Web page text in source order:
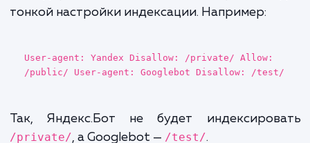
User-agent: определяет, к каким роботам
например,User-agent: Yandex.